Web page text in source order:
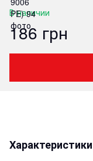
В наличии
186 грн
Характеристики